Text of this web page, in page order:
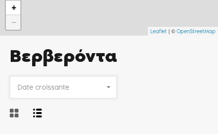
+
−
Leaflet | © OpenStreetMap
Βερβερόντα
Date croissante